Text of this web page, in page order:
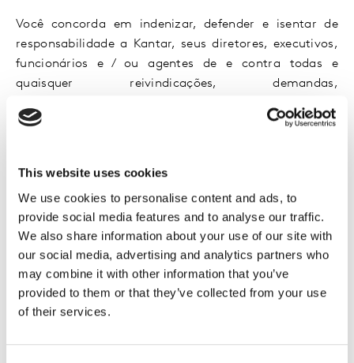
This website uses cookies
We use cookies to personalise content and ads, to
provide social media features and to analyse our traffic.
We also share information about your use of our site with
our social media, advertising and analytics partners who
may combine it with other information that you’ve
provided to them or that they’ve collected from your use
of their services.
Você concorda em indenizar, defender e isentar de
responsabilidade a Kantar, seus diretores, executivos,
funcionários e / ou agentes de e contra todas e
quaisquer reivindicações, demandas,
despesas de terceiros, incluindo, sem limitação,
qualquer violação por você de qualquer um destes
Termos, ii) seu conteúdo, iii) seu uso de materiais ou
recursos disponíveis no site, iv) seu uso indevido deste
site ou v) qualquer outra violação por você dos Termos
e / ou lei aplicável e / ou qualquer acordo ou termos
com um terceiro ao qual você está sujeito.